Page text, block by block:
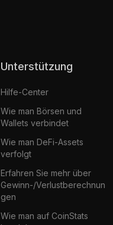
Unterstützung
Hilfe-Center
Wie man Börsen und
Wallets verbindet
Wie man DeFi-Assets
verfolgt
Erfahren Sie mehr über
Gewinn-/Verlustberechnun
gen
Wie man auf CoinStats